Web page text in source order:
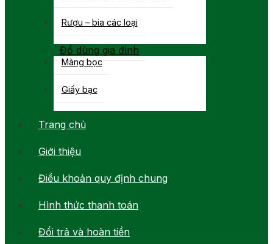
Rượu – bia các loại
Đồ dùng gia đình
Màng bọc
Giấy bạc
Trang chủ
Giới thiệu
Điều khoản quy định chung
Hình thức thanh toán
Đổi trả và hoàn tiền